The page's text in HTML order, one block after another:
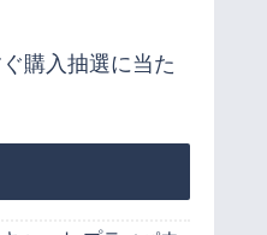
購入抽選に当た